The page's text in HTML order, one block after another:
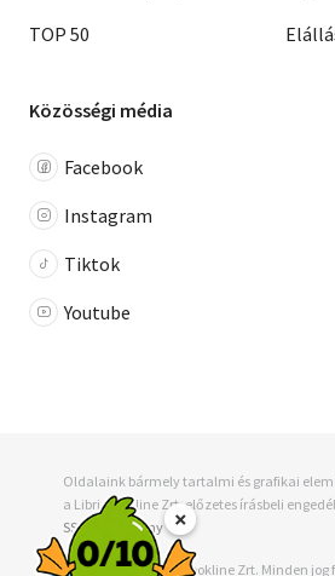
TOP 50
Közösségi média
Facebook
Instagram
Tiktok
Youtube
Oldalaink bármely tartalmi és grafikai
a Libri-Bookline Zrt. előzetes írásbeli
SSL tanúsítvány
© 2001 - 2026, Libri-Bookline Zrt. Minden
×